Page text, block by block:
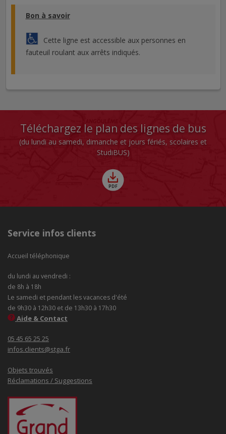
Bon à savoir
Cette ligne est accessible aux personnes en
fauteuil roulant aux arrêts indiqués.
Téléchargez le plan des lignes de bus
(du lundi au samedi, dimanche et jours fériés, scolaires et
StudiBUS)
Service infos clients
Accueil téléphonique
du lundi au vendredi :
de 8h à 18h
Le samedi et pendant les vacances d'été
de 9h30 à 12h30 et de 13h30 à 17h30
Aide & Contact
05 45 65 25 25
infos.clients@stga.fr
Objets trouvés
Réclamations / Suggestions